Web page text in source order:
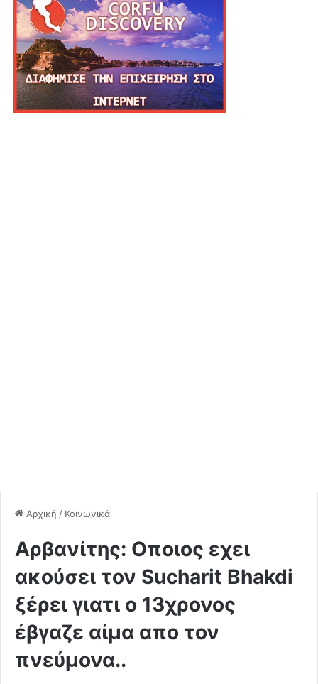
Αρχική / Κοινωνικά
Αρβανίτης: Οποιος εχει
ακούσει τον Sucharit Bhakdi
ξέρει γιατι ο 13χρονος
έβγαζε αίμα απο τον
πνεύμονα..